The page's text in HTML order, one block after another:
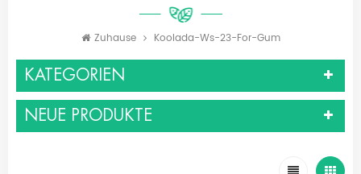
Zuhause Koolada-Ws-23-For-Gum
KATEGORIEN
NEUE PRODUKTE